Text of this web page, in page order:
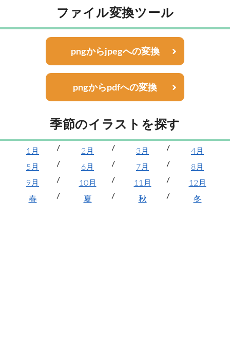
ファイル変換ツール
pngからjpegへの変換
pngからpdfへの変換
季節のイラストを探す
1月 2月 3月
4月
5月
6月 7月
8月
9月
10月 11月
12月
春
夏 秋 冬